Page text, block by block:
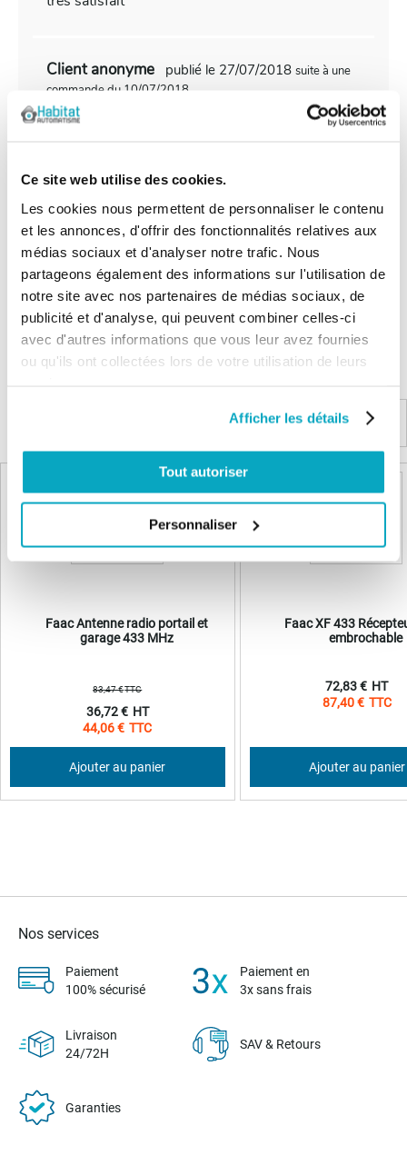
Ce site web utilise des cookies.
Les cookies nous permettent de personnaliser le contenu
et les annonces, d'offrir des fonctionnalités relatives aux
médias sociaux et d'analyser notre trafic. Nous
partageons également des informations sur l'utilisation de
notre site avec nos partenaires de médias sociaux, de
publicité et d'analyse, qui peuvent combiner celles-ci
avec d'autres informations que vous leur avez fournies
ou qu'ils ont collectées lors de votre utilisation de leurs
Afficher les détails
Tout autoriser
Personnaliser
Client anonyme publié le 27/07/2018 suite à une
commande du 10/07/2018
car impossible de programmer la nouvelle
télécommande.... du coup, achat pour rien !!!
Les questions / réponses
Pas encore de questions
Faac Antenne radio portail et
garage 433 MHz
Prix
Spécial
44,06 €
36,72 €
83,47 €
Ajouter au panier
Faac XF 433
embrochable
87,40 €
72,83 €
Ajouter au panier
Nos services
Paiement
100% sécurisé
Paiement en
3x sans frais
Livraison
24/72H
SAV & Retours
Garanties